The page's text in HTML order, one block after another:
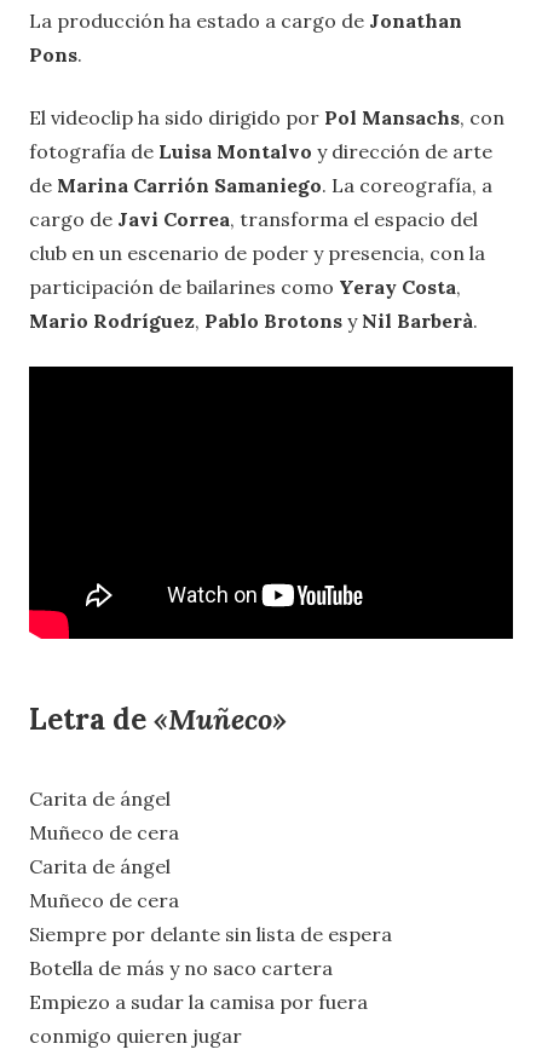
La producción ha estado a cargo de Jonathan
Pons.
El videoclip ha sido dirigido por Pol Mansachs, con
fotografía de Luisa Montalvo y dirección de arte
de Marina Carrión Samaniego. La coreografía, a
cargo de Javi Correa, transforma el espacio del
club en un escenario de poder y presencia, con la
participación de bailarines como Yeray Costa,
Mario Rodríguez, Pablo Brotons y Nil Barberà.
Letra de«Muñeco»
Carita de ángel
Muñeco de cera
Carita de ángel
Muñeco de cera
Siempre por delante sin lista de espera
Botella de más y no saco cartera
Empiezo a sudar la camisa por fuera
conmigo quieren jugar